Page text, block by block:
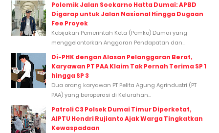
Polemik Jalan Soekarno Hatta Dumai: APBD
Digarap untuk Jalan Nasional Hingga Dugaan
Fee Proyek
Kebijakan Pemerintah Kota (Pemko) Dumai yang
menggelontorkan Anggaran Pendapatan dan...
Di-PHK dengan Alasan Pelanggaran Berat,
Karyawan PT PAA Klaim Tak Pernah Terima SP 1
hingga SP 3
Dua orang karyawan PT Pelita Agung Agrindustri (PT
PAA) yang beroperasi di Kelurahan...
Patroli C3 Polsek Dumai Timur Diperketat,
AIPTU Hendri Rujianto Ajak Warga Tingkatkan
Kewaspadaan